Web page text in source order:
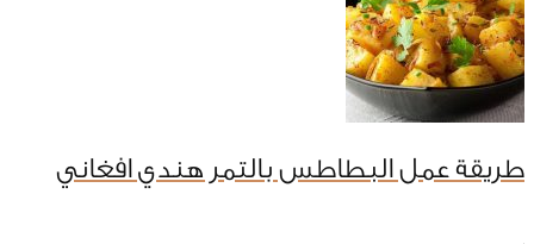
طريقة عمل البطاطس بالتمر هندي افغاني